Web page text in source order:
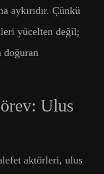
aykırıdır. Çünkü
yücelten değil;
doğuran
Ulus
aktörleri, ulus